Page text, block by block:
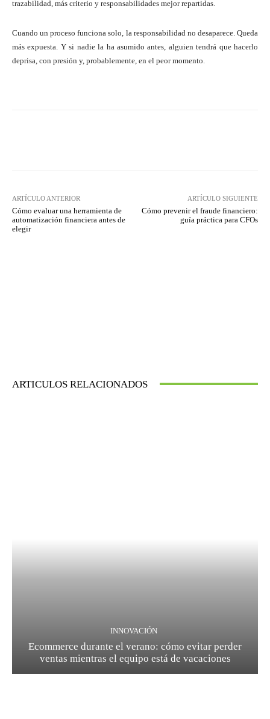
trazabilidad, más criterio y responsabilidades mejor repartidas.
Cuando un proceso funciona solo, la responsabilidad no desaparece. Queda
más expuesta. Y si nadie la ha asumido antes, alguien tendrá que hacerlo
deprisa, con presión y, probablemente, en el peor momento.
ARTÍCULO ANTERIOR
Cómo evaluar una herramienta de
automatización financiera antes de
elegir
ARTÍCULO SIGUIENTE
Cómo prevenir el fraude financiero:
guía práctica para CFOs
ARTICULOS RELACIONADOS
INNOVACIÓN
Ecommerce durante el verano: cómo evitar perder
ventas mientras el equipo está de vacaciones